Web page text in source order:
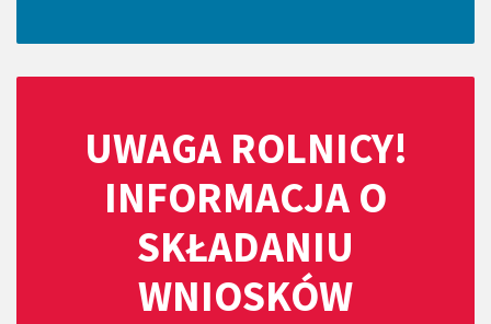
UWAGA ROLNICY!
INFORMACJA O
SKŁADANIU
WNIOSKÓW